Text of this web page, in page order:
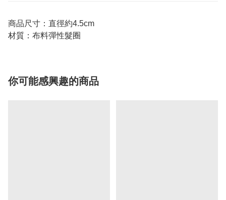
商品尺寸：直徑約4.5cm
材質：布料彈性髮圈
你可能感興趣的商品